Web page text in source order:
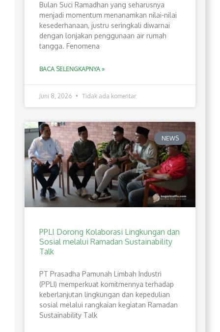
Bulan Suci Ramadhan yang seharusnya
menjadi momentum menanamkan nilai-nilai
kesederhanaan, justru seringkali diwarnai
dengan lonjakan penggunaan air rumah
tangga. Fenomena
BACA SELENGKAPNYA »
Juni 8, 2026 Tidak ada komentar
NEWS
PPLI Dorong Kolaborasi Lingkungan dan
Sosial melalui Ramadan Sustainability
Talk
PT Prasadha Pamunah Limbah Industri
(PPLI) memperkuat komitmennya terhadap
keberlanjutan lingkungan dan kepedulian
sosial melalui rangkaian kegiatan Ramadan
Sustainability Talk